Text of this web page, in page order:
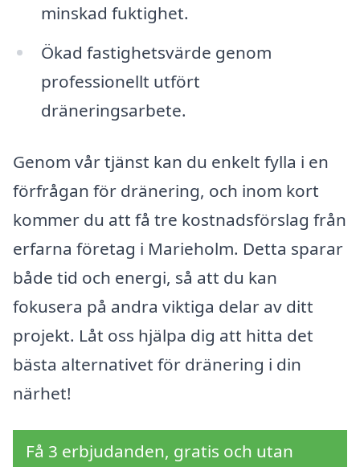
minskad fuktighet.
Ökad fastighetsvärde genom
professionellt utfört
dräneringsarbete.
Genom vår tjänst kan du enkelt fylla i en
förfrågan för dränering, och inom kort
kommer du att få tre kostnadsförslag från
erfarna företag i Marieholm. Detta sparar
både tid och energi, så att du kan
fokusera på andra viktiga delar av ditt
projekt. Låt oss hjälpa dig att hitta det
bästa alternativet för dränering i din
närhet!
Få 3 erbjudanden, gratis och utan